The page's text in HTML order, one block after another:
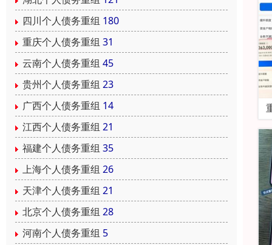
四川个人债务重组 180
重庆个人债务重组 31
云南个人债务重组 45
贵州个人债务重组 23
广西个人债务重组 14
江西个人债务重组 21
福建个人债务重组 35
上海个人债务重组 26
天津个人债务重组 21
北京个人债务重组 28
河南个人债务重组 5